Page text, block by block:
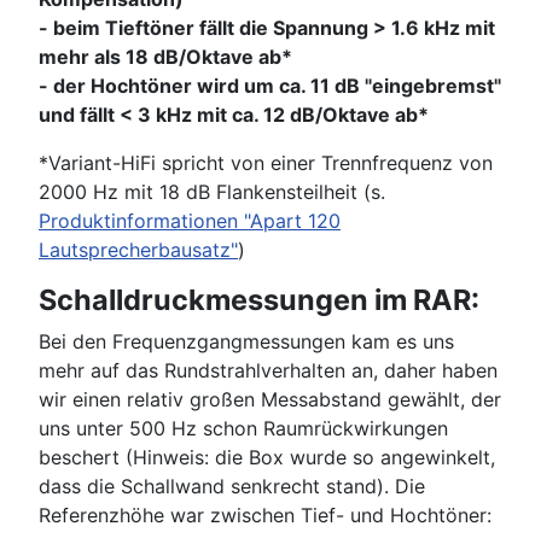
- beim Tieftöner fällt die Spannung > 1.6 kHz mit
mehr als 18 dB/Oktave ab*
- der Hochtöner wird um ca. 11 dB "eingebremst"
und fällt < 3 kHz mit ca. 12 dB/Oktave ab*
*Variant-HiFi spricht von einer Trennfrequenz von
2000 Hz mit 18 dB Flankensteilheit (s.
Produktinformationen "Apart 120
Lautsprecherbausatz")
Schalldruckmessungen im RAR:
Bei den Frequenzgangmessungen kam es uns
mehr auf das Rundstrahlverhalten an, daher haben
wir einen relativ großen Messabstand gewählt, der
uns unter 500 Hz schon Raumrückwirkungen
beschert (Hinweis: die Box wurde so angewinkelt,
dass die Schallwand senkrecht stand). Die
Referenzhöhe war zwischen Tief- und Hochtöner: